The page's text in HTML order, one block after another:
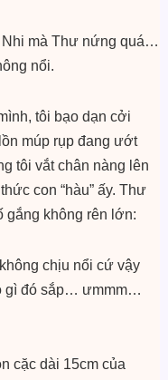
mà Thư nứng quá…
nổi.
tôi bạo dạn cởi
múp rụp đang ướt
tôi vắt chân nàng lên
con “hàu” ấy. Thư
gắng không rên lớn:
chịu nổi cứ vậy
gì đó sắp… ưmmm…
cặc dài 15cm của